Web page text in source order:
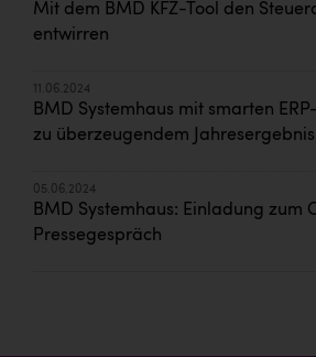
Mit dem BMD KFZ-Tool den
entwirren
11.06.2024
BMD Systemhaus mit smarten
zu überzeugendem Jahresergebnis
05.06.2024
BMD Systemhaus: Einladung zum
Pressegespräch